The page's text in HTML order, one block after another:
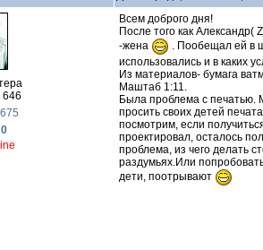
646
675
0
Всем доброго дня!
После того как
-жена
. Пообещал ей в
использовались и в каких
Из материалов- бумага
Маштаб 1:11.
Была проблема с печатью.
просить своих детей
посмотрим, если
проектировал, осталось
проблема, из чего делать
раздумьях.Или
дети, поотрывают